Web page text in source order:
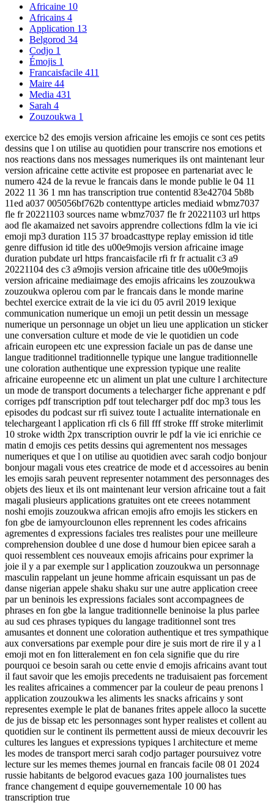
Africaine 10
Africains 4
Application 13
Belgorod 34
Codjo 1
Émojis 1
Francaisfacile 411
Maire 44
Media 431
Sarah 4
Zouzoukwa 1
exercice b2 des emojis version africaine les emojis ce sont ces petits
dessins que l on utilise au quotidien pour transcrire nos emotions et
nos reactions dans nos messages numeriques ils ont maintenant leur
version africaine cette activite est proposee en partenariat avec le
numero 424 de la revue le francais dans le monde publie le 04 11
2022 11 36 1 mn has transcription true contentid 83e42704 5b8b
11ed a037 005056bf762b contenttype articles mediaid wbmz7037
fle fr 20221103 sources name wbmz7037 fle fr 20221103 url https
aod fle akamaized net savoirs apprendre collections fdlm la vie ici
emoji mp3 duration 115 37 broadcasttype replay emission id title
genre diffusion id title des u00e9mojis version africaine image
duration pubdate url https francaisfacile rfi fr fr actualit c3 a9
20221104 des c3 a9mojis version africaine title des u00e9mojis
version africaine mediaimage des emojis africains les zouzoukwa
zouzoukwa oplerou com par le francais dans le monde marine
bechtel exercice extrait de la vie ici du 05 avril 2019 lexique
communication numerique un emoji un petit dessin un message
numerique un personnage un objet un lieu une application un sticker
une conversation culture et mode de vie le quotidien un code
africain europeen etc une expression faciale un pas de danse une
langue traditionnel traditionnelle typique une langue traditionnelle
une coloration authentique une expression typique une realite
africaine europeenne etc un aliment un plat une culture l architecture
un mode de transport documents a telecharger fiche apprenant e pdf
corriges pdf transcription pdf tout telecharger pdf doc mp3 tous les
episodes du podcast sur rfi suivez toute l actualite internationale en
telechargeant l application rfi cls 6 fill fff stroke fff stroke miterlimit
10 stroke width 2px transcription ouvrir le pdf la vie ici enrichie ce
matin d emojis ces petits dessins qui agrementent nos messages
numeriques et que l on utilise au quotidien avec sarah codjo bonjour
bonjour magali vous etes creatrice de mode et d accessoires au benin
les emojis sarah peuvent representer notamment des personnages des
objets des lieux et ils ont maintenant leur version africaine tout a fait
magali plusieurs applications gratuites ont ete creees notamment
noshi emojis zouzoukwa african emojis afro emojis les stickers en
fon gbe de iamyourclounon elles reprennent les codes africains
agrementes d expressions faciales tres realistes pour une meilleure
comprehension doublee d une dose d humour bien epicee sarah a
quoi ressemblent ces nouveaux emojis africains pour exprimer la
joie il y a par exemple sur l application zouzoukwa un personnage
masculin rappelant un jeune homme africain esquissant un pas de
danse nigerian appele shaku shaku sur une autre application creee
par un beninois les expressions faciales sont accompagnees de
phrases en fon gbe la langue traditionnelle beninoise la plus parlee
au sud ces phrases typiques du langage traditionnel sont tres
amusantes et donnent une coloration authentique et tres sympathique
aux conversations par exemple pour dire je suis mort de rire il y a l
emoji mot en fon litteralement en fon cela signifie que du rire
pourquoi ce besoin sarah ou cette envie d emojis africains avant tout
il faut savoir que les emojis precedents ne traduisaient pas forcement
les realites africaines a commencer par la couleur de peau prenons l
application zouzoukwa les aliments les snacks africains y sont
representes exemple le plat de bananes frites appele alloco la sucette
de jus de bissap etc les personnages sont hyper realistes et collent au
quotidien sur le continent ils permettent aussi de mieux decouvrir les
cultures les langues et expressions typiques l architecture et meme
les modes de transport merci sarah codjo partager poursuivez votre
lecture sur les memes themes journal en francais facile 08 01 2024
russie habitants de belgorod evacues gaza 100 journalistes tues
france changement d equipe gouvernementale 10 00 has
transcription true